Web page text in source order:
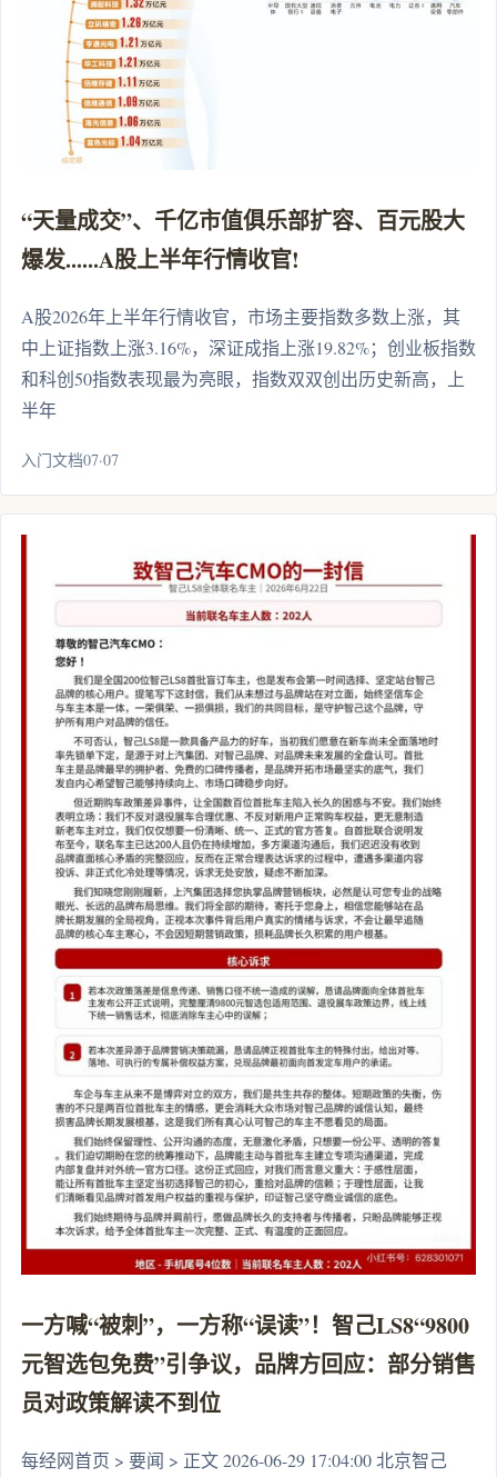
“天量成交”、千亿市值俱乐部扩容、百元股大
爆发......A股上半年行情收官!
A股2026年上半年行情收官，市场主要指数多数上涨，其
中上证指数上涨3.16%，深证成指上涨19.82%；创业板指数
和科创50指数表现最为亮眼，指数双双创出历史新高，上
半年
入门文档07·07
一方喊“被刺”，一方称“误读”！智己LS8“9800
元智选包免费”引争议，品牌方回应：部分销售
员对政策解读不到位
每经网首页 > 要闻 > 正文 2026-06-29 17:04:00 北京智己